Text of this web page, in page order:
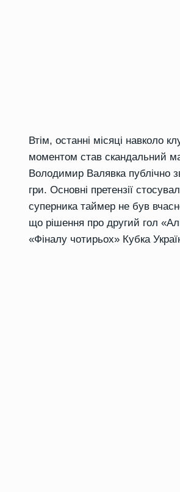
Втім, останні місяці навколо
моментом став скандальний
Володимир Валявка публічно
гри. Основні претензії
суперника таймер не був
що рішення про другий гол
«Фіналу чотирьох» Кубка